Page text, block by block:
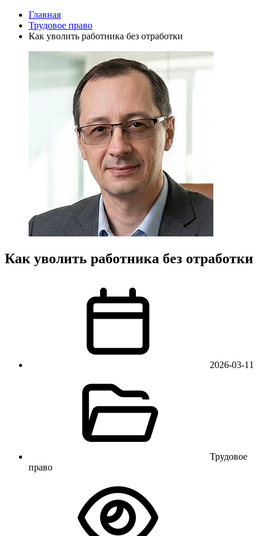
Главная
Трудовое право
Как уволить работника без отработки
Как уволить работника без отработки
2026-03-11
Трудовое
право